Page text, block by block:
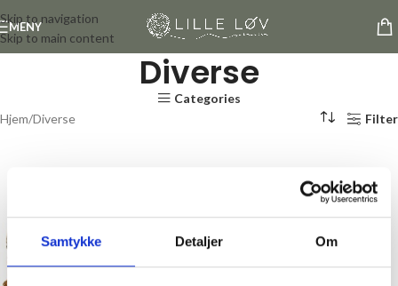
Samtykke Detaljer Om
Skip to navigation
Skip to main content
MENY
Diverse
Categories
Hjem Diverse Filter